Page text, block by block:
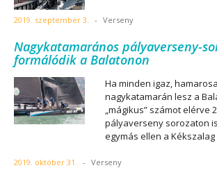
2019. szeptember 3. - Verseny
Nagykatamarános pályaverseny-
formálódik a Balatonon
Ha minden igaz,
nagykatamarán lesz a
„mágikus” számot elérve
pályaverseny sorozaton
egymás ellen a
2019. október 31. - Verseny